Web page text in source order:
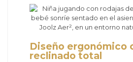
Diseño ergonómico
reclinado total